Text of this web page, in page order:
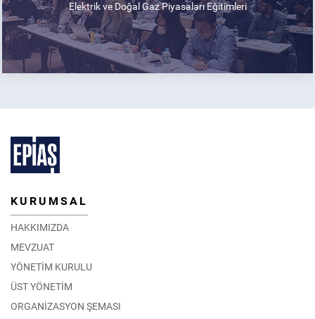
Elektrik ve Doğal Gaz Piyasaları Eğitimleri
KURUMSAL
HAKKIMIZDA
MEVZUAT
YÖNETİM KURULU
ÜST YÖNETİM
ORGANİZASYON ŞEMASI